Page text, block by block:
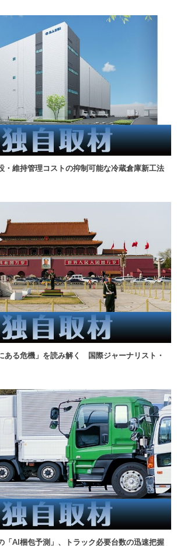
・維持管理コストの抑制可能な冷蔵倉庫新工法
ある危機」を読み解く 国際ジャーナリスト・
「AI梱包予測」、トラック必要台数の迅速把握